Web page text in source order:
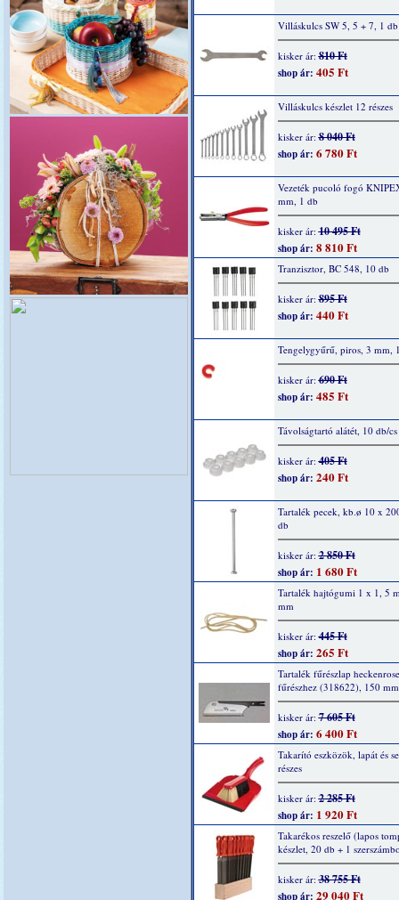
Villáskulcs SW 5, 5 + 7, 1 db
kisker ár:810 Ft
shop ár: 405 Ft
Villáskulcs készlet 12 részes
kisker ár:8 040 Ft
shop ár: 6 780 Ft
Vezeték pucoló fogó
mm, 1 db
kisker ár:10 495 Ft
shop ár: 8 810 Ft
Tranzisztor, BC 548, 10 db
kisker ár:895 Ft
shop ár: 440 Ft
Tengelygyűrű, piros, 3 mm,
kisker ár:690 Ft
shop ár: 485 Ft
Távolságtartó alátét, 10 db/cs
kisker ár:405 Ft
shop ár: 240 Ft
Tartalék pecek, kb.ø 10 x
db
kisker ár:2 850 Ft
shop ár: 1 680 Ft
Tartalék hajtógumi 1 x 1, 5
mm
kisker ár:445 Ft
shop ár: 265 Ft
Tartalék fűrészlap
fűrészhez (318622), 150
kisker ár:7 605 Ft
shop ár: 6 400 Ft
Takarító eszközök, lapát és
részes
kisker ár:2 285 Ft
shop ár: 1 920 Ft
Takarékos reszelő (lapos
készlet, 20 db + 1
kisker ár:38 755 Ft
shop ár: 29 040 Ft